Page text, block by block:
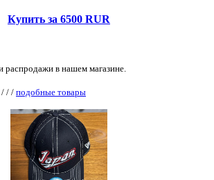
Купить за 6500 RUR
распродажи в нашем магазине.
/ / / подобные товары